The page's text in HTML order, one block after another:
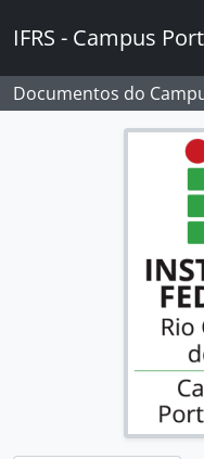
IFRS - Campus
Documentos do